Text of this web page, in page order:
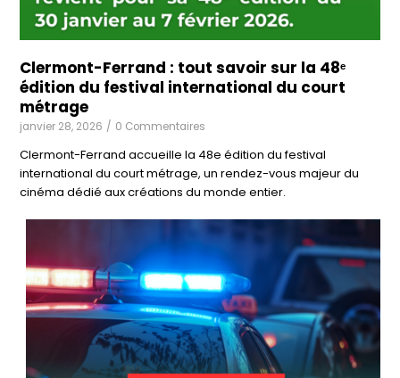
Clermont-Ferrand : tout savoir sur la 48ᵉ
édition du festival international du court
métrage
janvier 28, 2026 / 0 Commentaires
Clermont-Ferrand accueille la 48e édition du festival
international du court métrage, un rendez-vous majeur du
cinéma dédié aux créations du monde entier.